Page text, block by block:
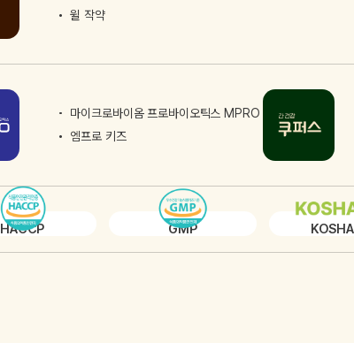
윌 작약
마이크로바이옴 프로바이오틱스 MPRO
엠프로 키즈
HACCP GMP